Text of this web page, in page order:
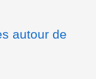
autour de